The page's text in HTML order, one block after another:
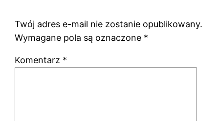
Twój adres e-mail nie zostanie opublikowany.
Wymagane pola są oznaczone *
Komentarz *